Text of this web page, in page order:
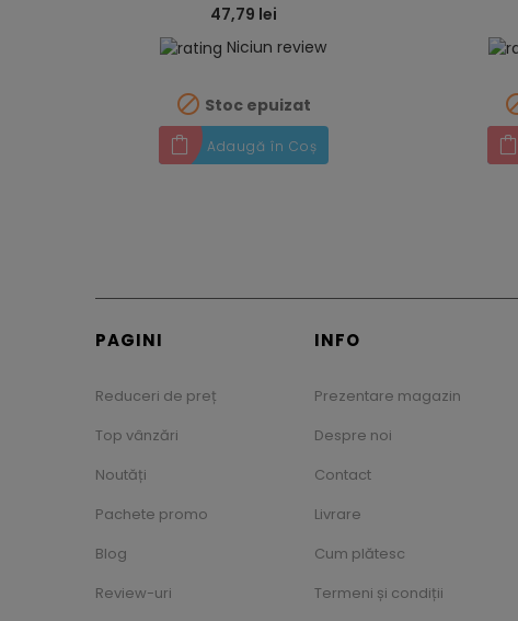
47,79 lei
Niciun review
 Stoc epuizat
Adaugă în Coș
PAGINI
Reduceri de preț
Top vânzări
Noutăți
Pachete promo
Blog
Review-uri
INFO
Prezentare magazin
Despre noi
Contact
Livrare
Cum plătesc
Termeni și condiții